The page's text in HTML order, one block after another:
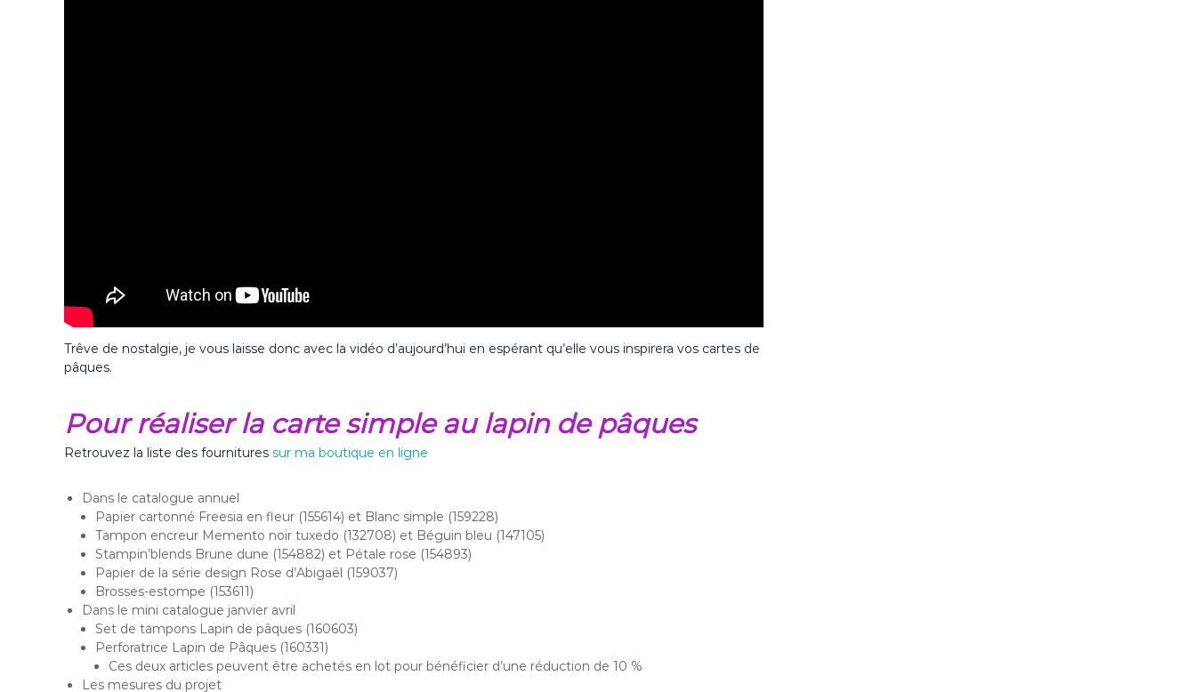
Trêve de nostalgie, je vous laisse donc avec la vidéo d’aujourd’hui en espérant qu’elle vous inspirera vos cartes de
pâques.
Pour réaliser la carte simple au lapin de pâques
Retrouvez la liste des fournitures sur ma boutique en ligne
Dans le catalogue annuel
Papier cartonné Freesia en fleur (155614) et Blanc simple (159228)
Tampon encreur Memento noir tuxedo (132708) et Béguin bleu (147105)
Stampin’blends Brune dune (154882) et Pétale rose (154893)
Papier de la série design Rose d’Abigaël (159037)
Brosses-estompe (153611)
Dans le mini catalogue janvier avril
Set de tampons Lapin de pâques (160603)
Perforatrice Lapin de Pâques (160331)
Ces deux articles peuvent être achetés en lot pour bénéficier d’une réduction de 10 %
Les mesures du projet